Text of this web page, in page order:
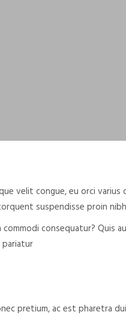
velit congue, eu orci varius
suspendisse proin
consequatur? Quis
pretium, ac est pharetra